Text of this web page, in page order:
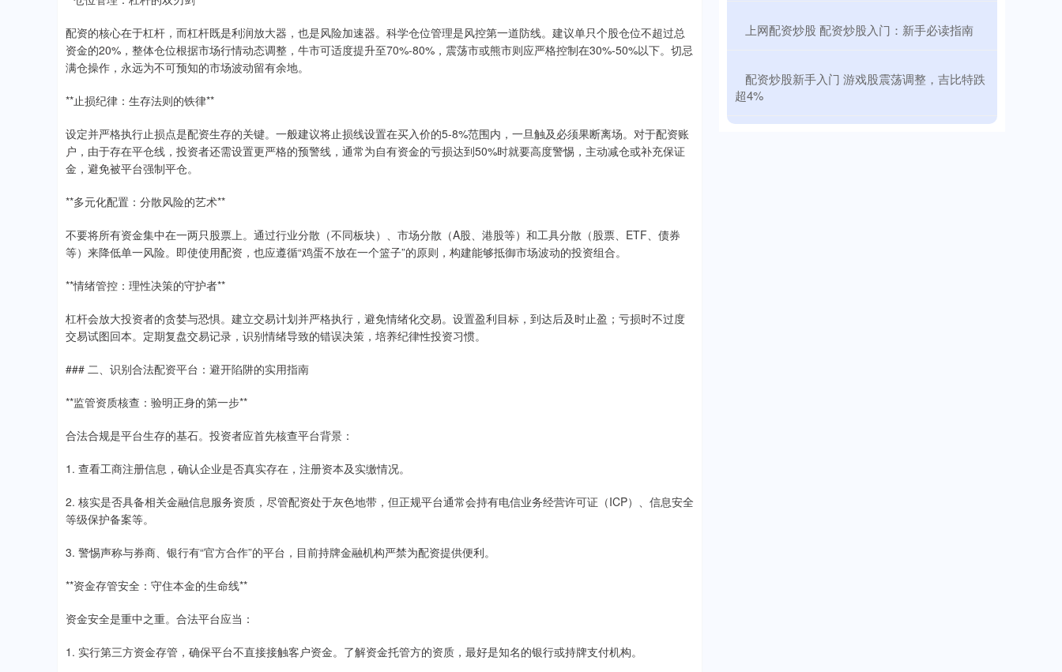
配资的核心在于杠杆，而杠杆既是利润放大器，也是风险加速器。科学仓位管理是风控第一道防线。建议单只个股仓位不超过总
资金的20%，整体仓位根据市场行情动态调整，牛市可适度提升至70%-80%，震荡市或熊市则应严格控制在30%-50%以下。切忌
满仓操作，永远为不可预知的市场波动留有余地。
**止损纪律：生存法则的铁律**
设定并严格执行止损点是配资生存的关键。一般建议将止损线设置在买入价的5-8%范围内，一旦触及必须果断离场。对于配资账
户，由于存在平仓线，投资者还需设置更严格的预警线，通常为自有资金的亏损达到50%时就要高度警惕，主动减仓或补充保证
金，避免被平台强制平仓。
**多元化配置：分散风险的艺术**
不要将所有资金集中在一两只股票上。通过行业分散（不同板块）、市场分散（A股、港股等）和工具分散（股票、ETF、债券
等）来降低单一风险。即使使用配资，也应遵循“鸡蛋不放在一个篮子”的原则，构建能够抵御市场波动的投资组合。
**情绪管控：理性决策的守护者**
杠杆会放大投资者的贪婪与恐惧。建立交易计划并严格执行，避免情绪化交易。设置盈利目标，到达后及时止盈；亏损时不过度
交易试图回本。定期复盘交易记录，识别情绪导致的错误决策，培养纪律性投资习惯。
### 二、识别合法配资平台：避开陷阱的实用指南
**监管资质核查：验明正身的第一步**
合法合规是平台生存的基石。投资者应首先核查平台背景：
1. 查看工商注册信息，确认企业是否真实存在，注册资本及实缴情况。
2. 核实是否具备相关金融信息服务资质，尽管配资处于灰色地带，但正规平台通常会持有电信业务经营许可证（ICP）、信息安全
等级保护备案等。
3. 警惕声称与券商、银行有“官方合作”的平台，目前持牌金融机构严禁为配资提供便利。
**资金存管安全：守住本金的生命线**
资金安全是重中之重。合法平台应当：
1. 实行第三方资金存管，确保平台不直接接触客户资金。了解资金托管方的资质，最好是知名的银行或持牌支付机构。
​上网配资炒股 配资炒股入门：新手必读指南
​配资炒股新手入门 游戏股震荡调整，吉比特跌
超4%